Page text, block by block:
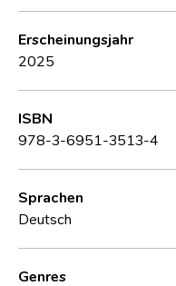
Erscheinungsjahr
2025
ISBN
978-3-6951-3513-4
Sprachen
Deutsch
Genres